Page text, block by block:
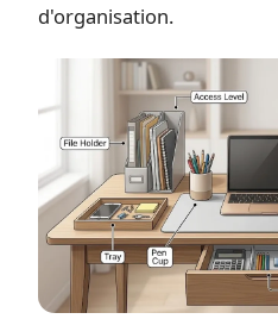
d'organisation.